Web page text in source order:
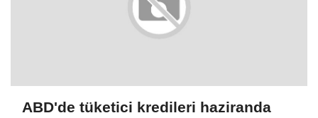
ABD'de tüketici kredileri haziranda